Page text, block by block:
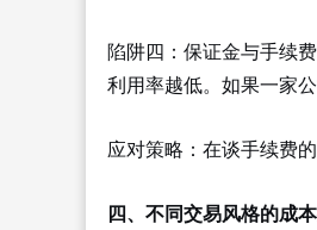
陷阱四：保证金与手续
利用率越低。如果一家
应对策略：在谈手续费
四、不同交易风格的成